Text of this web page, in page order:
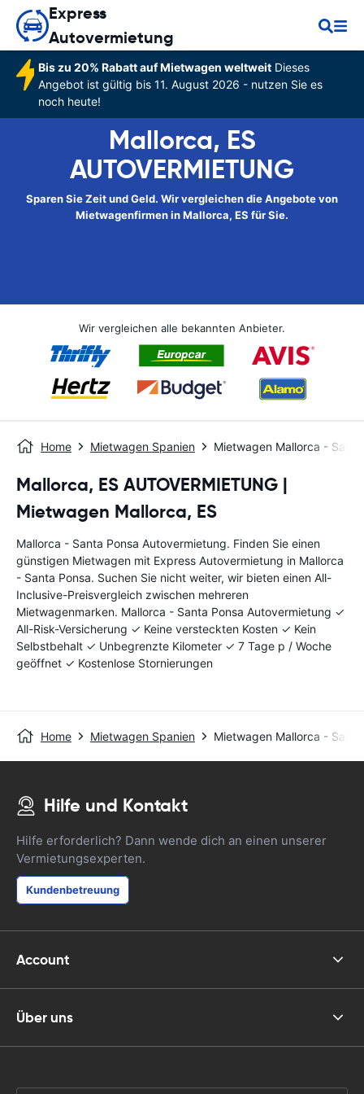
Express
Autovermietung
Bis zu 20% Rabatt auf Mietwagen weltweitDieses
Angebot ist gültig bis 11. August 2026 - nutzen Sie es
noch heute!
Mallorca, ES
AUTOVERMIETUNG
Sparen Sie Zeit und Geld. Wir vergleichen die Angebote von
Mietwagenfirmen in Mallorca, ES für Sie.
Wir vergleichen alle bekannten Anbieter.
Home Mietwagen Spanien Mietwagen Mallorca -
Mallorca, ES AUTOVERMIETUNG |
Mietwagen Mallorca, ES
Mallorca - Santa Ponsa Autovermietung. Finden Sie einen
günstigen Mietwagen mit Express Autovermietung in Mallorca
- Santa Ponsa. Suchen Sie nicht weiter, wir bieten einen All-
Inclusive-Preisvergleich zwischen mehreren
Mietwagenmarken. Mallorca - Santa Ponsa Autovermietung ✓
All-Risk-Versicherung ✓ Keine versteckten Kosten ✓ Kein
Selbstbehalt ✓ Unbegrenzte Kilometer ✓ 7 Tage p / Woche
geöffnet ✓ Kostenlose Stornierungen
Home Mietwagen Spanien Mietwagen Mallorca -
Hilfe und Kontakt
Hilfe erforderlich? Dann wende dich an einen unserer
Vermietungsexperten.
Kundenbetreuung
Account
Über uns